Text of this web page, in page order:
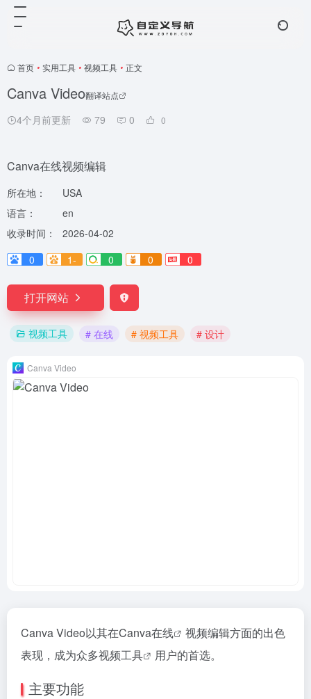
首页 • 实用工具 • 视频工具 • 正文
Canva Video翻译站点
4个月前更新 79 0 0
Canva在线视频编辑
所在地：
USA
语言：
en
收录时间：
2026-04-02
0
1- 0 0 0
打开网站
视频工具 # 在线 # 视频工具 # 设计
Canva Video
Canva Video以其在Canva在线
视频编辑方面的出色
表现，成为众多视频工具 用户的首选。
主要功能